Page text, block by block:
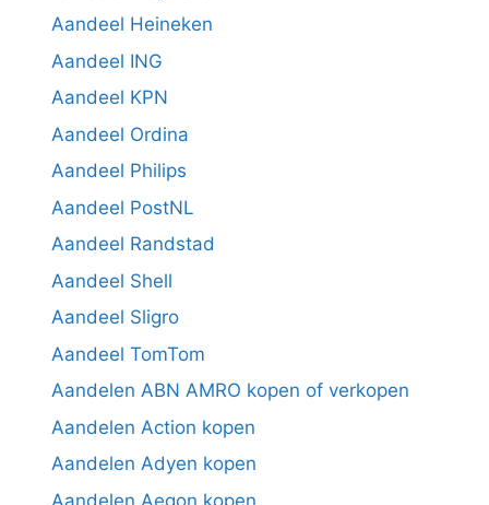
Aandeel Heineken
Aandeel ING
Aandeel KPN
Aandeel Ordina
Aandeel Philips
Aandeel PostNL
Aandeel Randstad
Aandeel Shell
Aandeel Sligro
Aandeel TomTom
Aandelen ABN AMRO kopen of verkopen
Aandelen Action kopen
Aandelen Adyen kopen
Aandelen Aegon kopen